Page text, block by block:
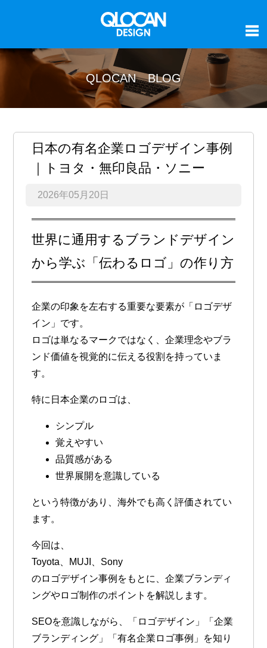
QLOCAN BLOG
日本の有名企業ロゴデザイン事例
｜トヨタ・無印良品・ソニー
2026年05月20日
世界に通用するブランドデザイン
から学ぶ「伝わるロゴ」の作り方
企業の印象を左右する重要な要素が「ロゴデザ
イン」です。
ロゴは単なるマークではなく、企業理念やブラ
ンド価値を視覚的に伝える役割を持っていま
す。
特に日本企業のロゴは、
シンプル
覚えやすい
品質感がある
世界展開を意識している
という特徴があり、海外でも高く評価されてい
ます。
今回は、
Toyota、MUJI、Sony
のロゴデザイン事例をもとに、企業ブランディ
ングやロゴ制作のポイントを解説します。
SEOを意識しながら、「ロゴデザイン」「企業
ブランディング」「有名企業ロゴ事例」を知り